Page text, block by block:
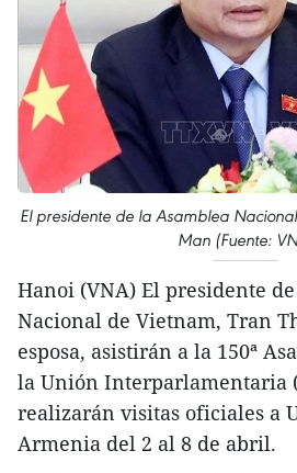
El presidente de la Asamblea
Man (Fuente:
Hanoi (VNA) El presidente
Nacional de Vietnam, Tran
esposa, asistirán a la 150ª
la Unión Interparlamentaria
realizarán visitas oficiales a
Armenia del 2 al 8 de abril.